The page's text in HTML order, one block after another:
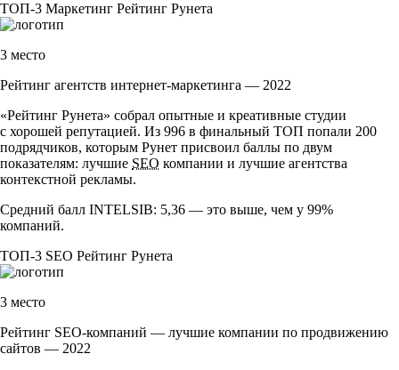
ТОП-3 Маркетинг Рейтинг Рунета
3 место
Рейтинг агентств интернет-маркетинга — 2022
«Рейтинг Рунета» собрал опытные и креативные студии
с хорошей репутацией. Из 996 в финальный ТОП попали 200
подрядчиков, которым Рунет присвоил баллы по двум
показателям: лучшие SEO компании и лучшие агентства
контекстной рекламы.
Средний балл INTELSIB: 5,36 — это выше, чем у 99%
компаний.
ТОП-3 SEO Рейтинг Рунета
3 место
Рейтинг SEO-компаний — лучшие компании по продвижению
сайтов — 2022